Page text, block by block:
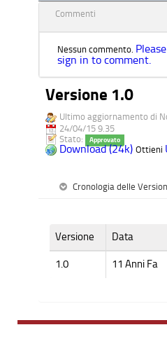
Commenti
Nessun commento. Please
sign in to comment.
Versione 1.0
Ultimo aggiornamento di
24/04/15 9.35
Stato:
Approvato
Download (24k) Ottieni
Cronologia delle
Versione Data
1.0 11 Anni Fa